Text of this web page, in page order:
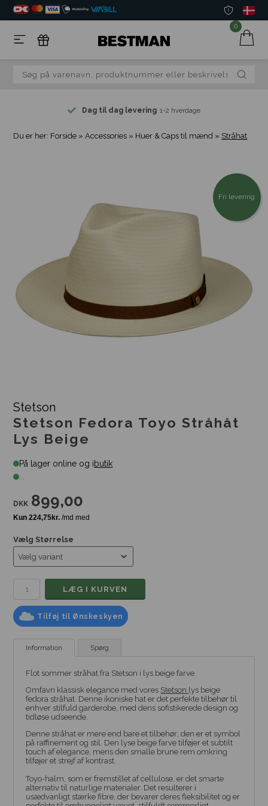
0
Dag til dag levering 1-2 hverdage
Du er her: Forside »Accessories » Huer & Caps til mænd » Stråhat
Fri levering
Stetson
Stetson Fedora Toyo Stråhåt
Lys Beige
På lager online og ibutik
...
DKK 899,00
Vælg Størrelse
Tilføj til Ønskeskyen
Information Spørg
Flot sommer stråhat fra Stetson i lys beige farve.
Omfavn klassisk elegance med vores Stetson lys beige
fedora stråhat. Denne ikoniske hat er det perfekte tilbehør til
enhver stilfuld garderobe, med dens sofistikerede design og
tidløse udseende.
Denne stråhat er mere end bare et tilbehør; den er et symbol
på raffinement og stil. Den lyse beige farve tilføjer et subtilt
touch af elegance, mens den smalle brune rem omkring
tilføjer et strejf af kontrast.
Toyo-halm, som er fremstillet af cellulose, er det smarte
alternativ til naturlige materialer. Det resulterer i
usædvanligt stærke fibre, der bevarer deres fleksibilitet og er